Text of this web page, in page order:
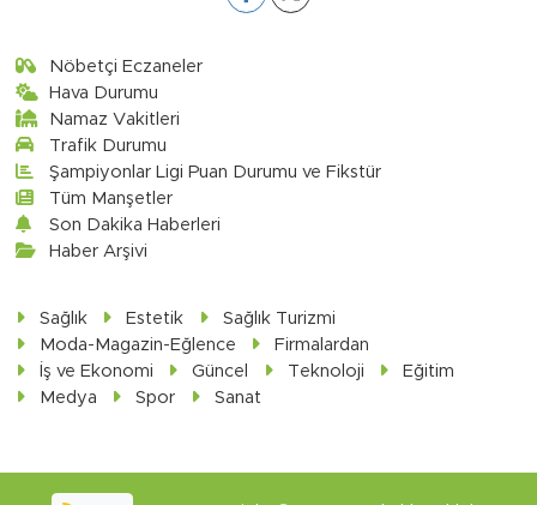
Nöbetçi Eczaneler
Hava Durumu
Namaz Vakitleri
Trafik Durumu
Şampiyonlar Ligi Puan Durumu ve Fikstür
Tüm Manşetler
Son Dakika Haberleri
Haber Arşivi
Sağlık Estetik
Sağlık Turizmi
Moda-Magazin-Eğlence
Firmalardan
İş ve Ekonomi
Güncel Teknoloji
Eğitim
Medya
Spor Sanat